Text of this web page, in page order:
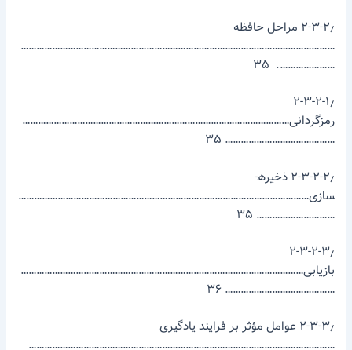
۲-۳-۲٫ مراحل حافظه
…………………………………………………………………………………………………………
…………………. ۳۵
۲-۳-۲-۱٫
رمزگردانی…………………………………………………………………………………………
…………………………………… ۳۵
۲-۳-۲-۲٫ ذخیره­
سازی…………………………………………………………………………………………………
………………………… ۳۵
۲-۳-۲-۳٫
بازیابی………………………………………………………………………………………………
…………………………………… ۳۶
۲-۳-۳٫ عوامل مؤثر بر فرایند یادگیری
………………………………………………………………………………………………………